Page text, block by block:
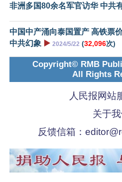
非洲多国80余名军官访华 中共
中国中产涌向泰国置产 高铁票
中共幻象 ▶️ 2024/5/22 (32,096次)
Copyright© RMB
All Rights
人民报网站
关于
反馈信箱：